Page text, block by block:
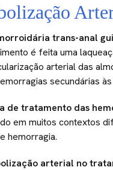
trans-anal
é feita uma
arterial das
secundárias
de tratamento das
em muitos contextos
hemorragia.
arterial no